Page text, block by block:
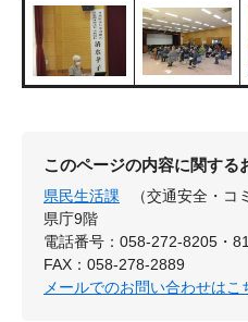
このページの内容に関する
県民生活課
（交通安全・コ
県庁9階
電話番号：058-272-8205・
FAX：058-278-2889
メールでのお問い合わせはこ